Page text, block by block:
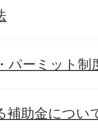
パーミット制
補助金につい